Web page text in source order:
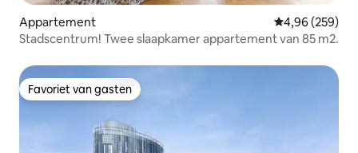
Appartement Gemiddelde
4,96 (259)
Stadscentrum! Twee slaapkamer appartement van 85 m2.
Favoriet van gasten
Favoriet van gasten